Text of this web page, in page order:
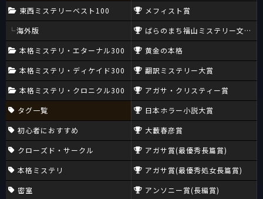
東西ミステリーベスト100
海外版
本格ミステリ・エターナル300
本格ミステリ・ディケイド300
本格ミステリ・クロニクル300
タグ一覧
初心者におすすめ
クローズド・サークル
本格ミステリ
密室
メフィスト賞
ばらのまち福山ミステリー文学新
黄金の本格
翻訳ミステリー大賞
アガサ・クリスティー賞
日本ホラー小説大賞
大藪春彦賞
アガサ賞(最優秀長篇賞)
アガサ賞(最優秀処女長篇賞)
アンソニー賞(長編賞)